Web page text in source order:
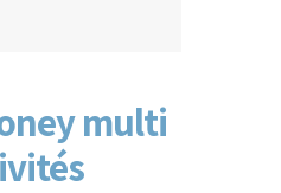
multi